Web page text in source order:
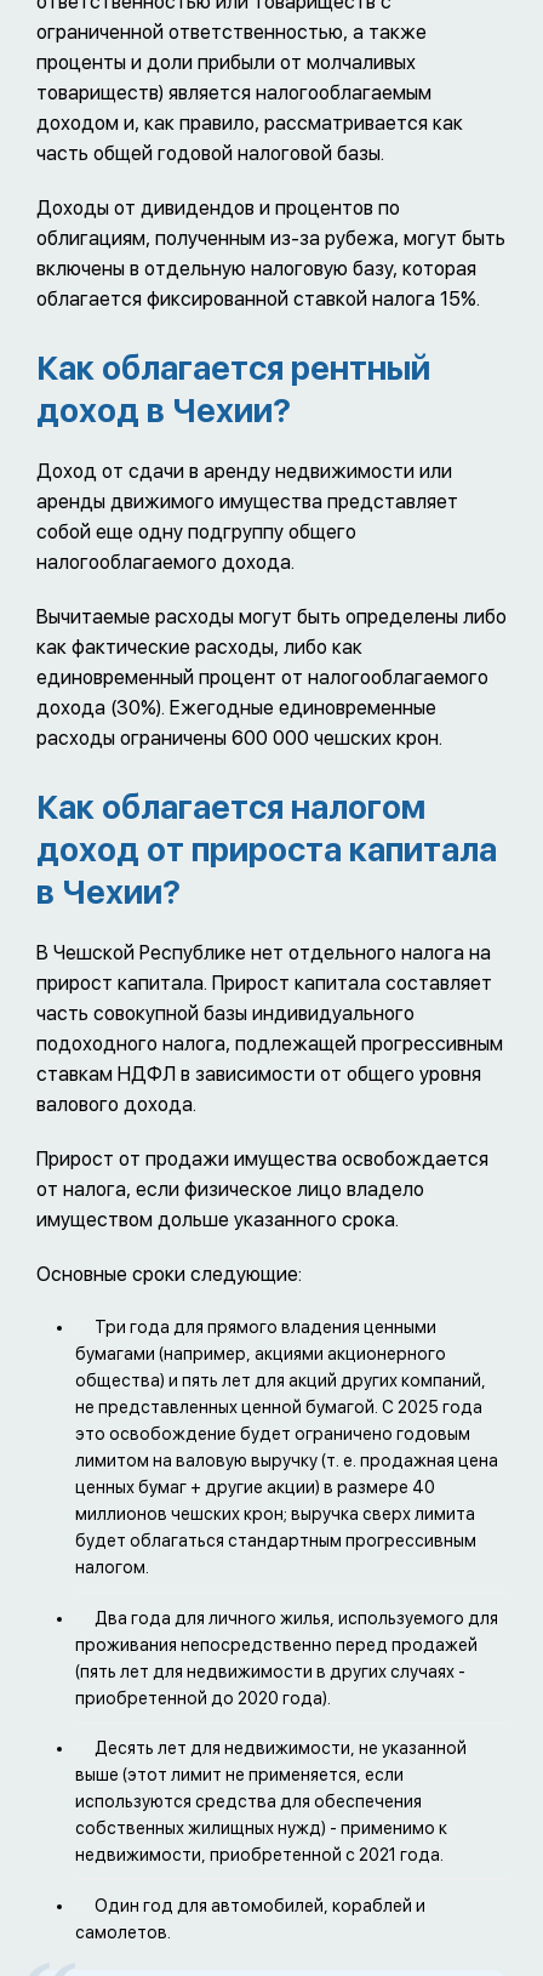
ограниченной ответственностью, а также
проценты и доли прибыли от молчаливых
товариществ) является налогооблагаемым
доходом и, как правило, рассматривается как
часть общей годовой налоговой базы.
Доходы от дивидендов и процентов по
облигациям, полученным из-за рубежа, могут быть
включены в отдельную налоговую базу, которая
облагается фиксированной ставкой налога 15%.
Как облагается рентный
доход в Чехии?
Доход от сдачи в аренду недвижимости или
аренды движимого имущества представляет
собой еще одну подгруппу общего
налогооблагаемого дохода.
Вычитаемые расходы могут быть определены либо
как фактические расходы, либо как
единовременный процент от налогооблагаемого
дохода (30%). Ежегодные единовременные
расходы ограничены 600 000 чешских крон.
Как облагается налогом
доход от прироста капитала
в Чехии?
В Чешской Республике нет отдельного налога на
прирост капитала. Прирост капитала составляет
часть совокупной базы индивидуального
подоходного налога, подлежащей прогрессивным
ставкам НДФЛ в зависимости от общего уровня
валового дохода.
Прирост от продажи имущества освобождается
от налога, если физическое лицо владело
имуществом дольше указанного срока.
Основные сроки следующие:
Три года для прямого владения ценными
бумагами (например, акциями акционерного
общества) и пять лет для акций других компаний,
не представленных ценной бумагой. С 2025 года
это освобождение будет ограничено годовым
лимитом на валовую выручку (т. е. продажная цена
ценных бумаг + другие акции) в размере 40
миллионов чешских крон; выручка сверх лимита
будет облагаться стандартным прогрессивным
налогом.
Два года для личного жилья, используемого для
проживания непосредственно перед продажей
(пять лет для недвижимости в других случаях -
приобретенной до 2020 года).
Десять лет для недвижимости, не указанной
выше (этот лимит не применяется, если
используются средства для обеспечения
собственных жилищных нужд) - применимо к
недвижимости, приобретенной с 2021 года.
Один год для автомобилей, кораблей и
самолетов.